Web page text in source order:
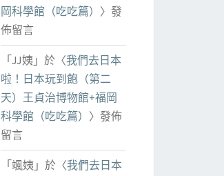
岡科學館（吃吃篇） 〉發
佈留言
「 JJ姨 」於〈我們去日本
啦！日本玩到飽（第二
天）王貞治博物館+福岡
科學館（吃吃篇） 〉發佈
留言
「 颯姨 」於〈我們去日本